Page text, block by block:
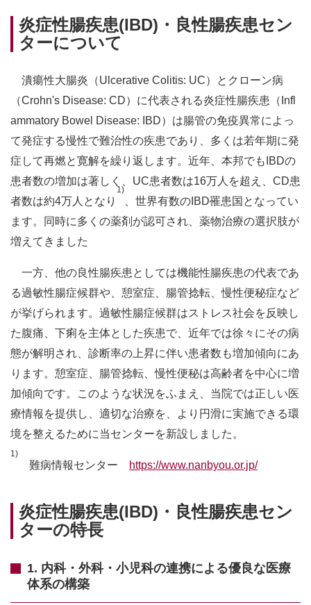
炎症性腸疾患(IBD)・良性腸疾患セン
ターについて
潰瘍性大腸炎（Ulcerative Colitis: UC）とクローン病
（Crohn's Disease: CD）に代表される炎症性腸疾患（Infl
ammatory Bowel Disease: IBD）は腸管の免疫異常によっ
て発症する慢性で難治性の疾患であり、多くは若年期に発
症して再燃と寛解を繰り返します。近年、本邦でもIBDの
患者数の増加は著しく、UC患者数は16万人を超え、CD患
者数は約4万人となり
1)
、世界有数のIBD罹患国となってい
ます。同時に多くの薬剤が認可され、薬物治療の選択肢が
増えてきました
一方、他の良性腸疾患としては機能性腸疾患の代表であ
る過敏性腸症候群や、憩室症、腸管捻転、慢性便秘症など
が挙げられます。過敏性腸症候群はストレス社会を反映し
た腹痛、下痢を主体とした疾患で、近年では徐々にその病
態が解明され、診断率の上昇に伴い患者数も増加傾向にあ
ります。憩室症、腸管捻転、慢性便秘は高齢者を中心に増
加傾向です。このような状況をふまえ、当院では正しい医
療情報を提供し、適切な治療を、より円滑に実施できる環
境を整えるために当センターを新設しました。
1)
難病情報センター https://www.nanbyou.or.jp/
炎症性腸疾患(IBD)・良性腸疾患セン
ターの特長
1. 内科・外科・小児科の連携による優良な医療
体系の構築